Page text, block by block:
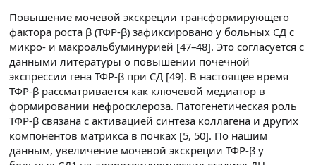
Повышение мочевой экскреции трансформирующего
фактора роста β (ТФР-β) зафиксировано у больных СД с
микро- и макроальбуминурией [47–48]. Это согласуется с
данными литературы о повышении почечной
экспрессии гена ТФР-β при СД [49]. В настоящее время
ТФР-β рассматривается как ключевой медиатор в
формировании нефросклероза. Патогенетическая роль
ТФР-β связана с активацией синтеза коллагена и других
компонентов матрикса в почках [5, 50]. По нашим
данным, увеличение мочевой экскреции ТФР-β у